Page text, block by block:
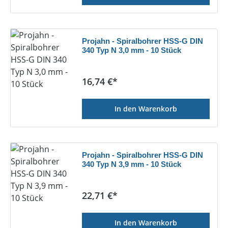
Projahn - Spiralbohrer HSS-G DIN
340 Typ N 3,0 mm - 10 Stück
Regulärer Preis:
16,74 €*
In den Warenkorb
Projahn - Spiralbohrer HSS-G DIN
340 Typ N 3,9 mm - 10 Stück
Regulärer Preis:
22,71 €*
In den Warenkorb